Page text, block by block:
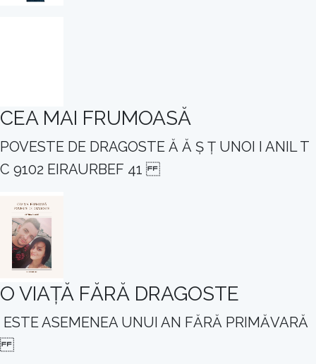
CEA MAI FRUMOASĂ
POVESTE DE DRAGOSTE Ă Ă Ș Ț UNOI I ANIL T
C 9102 EIRAURBEF 41
O VIAȚĂ FĂRĂ DRAGOSTE
ESTE ASEMENEA UNUI AN FĂRĂ PRIMĂVARĂ